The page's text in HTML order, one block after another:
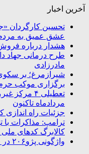
آخرین اخبار
تحسین کارگردان
عشق عمیق به
هشدار درباره
طرح درمانی جهاد
مادرزادی
شیرازمرغ؛ بر
برگزاری موکب
تعطیلی ۴
مردادماه تاکنون
جزئیات راه اندازی
ترامپ: مذاکرات
کالابرگ کدهای ملی ۰، ۱ و ۲ شارژ شد
واژگونی پژو۲۰۶ در جاده بابامیدان- نورآباد با ۳ مصدوم